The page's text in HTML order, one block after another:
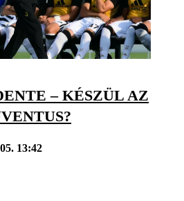
– KÉSZÜL AZ
13:42